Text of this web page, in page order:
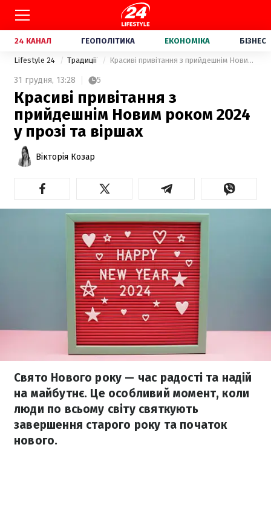
24 КАНАЛ ГЕОПОЛІТИКА ЕКОНОМІКА БІЗНЕС
Lifestyle 24 Традиції Красиві привітання з прийдешнім Новим роком 2024 у прозі та віршах
31 грудня, 13:28 5
Красиві привітання з
прийдешнім Новим роком 2024
у прозі та віршах
Вікторія Козар
Свято Нового року — час радості та надій
на майбутнє. Це особливий момент, коли
люди по всьому світу святкують
завершення старого року та початок
нового.